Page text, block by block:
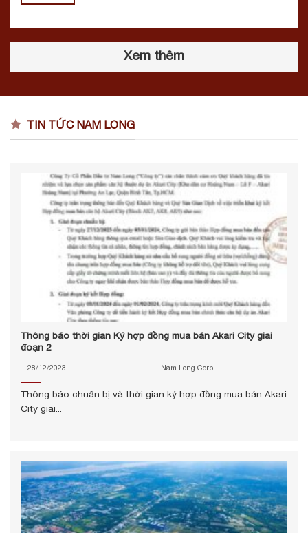
Xem thêm
TIN TỨC NAM LONG
Thông báo thời gian Ký hợp đồng mua bán Akari City giai
đoạn 2
28/12/2023 Nam Long Corp
Thông báo chuẩn bị và thời gian ký hợp đồng mua bán Akari
City giai...